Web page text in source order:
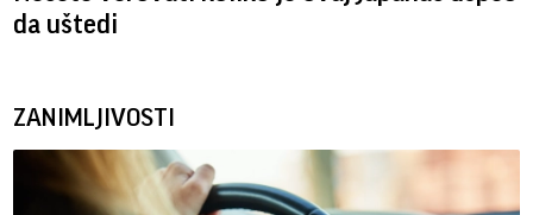
da uštedi
ZANIMLJIVOSTI